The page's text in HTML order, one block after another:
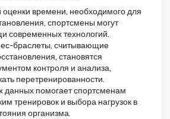
оценки времени, необходимого для
спортсмены могут
современных технологий.
браслеты, считывающие
становятся
контроля и анализа,
перетренированности.
данных помогает спортсменам
тренировок и выбора нагрузок в
организма.